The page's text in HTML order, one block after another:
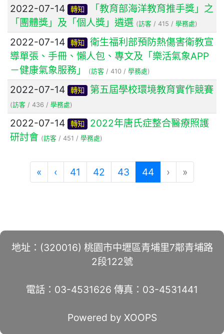
2022-07-14 轉知
「教育部海洋教育推手獎」之
「團體獎」及「個人獎」遴選 (訪客 / 415 / 學務處)
2022-07-14 轉知
衛生福利部預防熱傷害衛教宣
導單張、手冊、懶人包、專文及「樂活氣象APP
－健康氣象服務」
(訪客 / 410 / 學務處)
2022-07-14 轉知 第五屆學校環境教育實作競賽
(訪客 / 436 / 學務處)
2022-07-14 轉知
2022年唐氏症整合醫療照護
研討會 (訪客 / 451 / 學務處)
« ‹ 41 42 43 44(current)
› »
地址：(320016) 桃園市中壢區青埔里7鄰青埔路
2段122號
電話：03-4531626 傳真：03-4531441
Powered by XOOPS